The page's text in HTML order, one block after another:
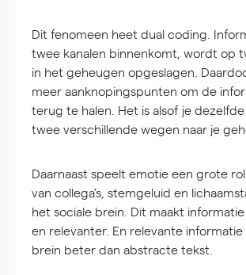
Dit fenomeen heet dual coding.
twee kanalen binnenkomt, wordt op
in het geheugen opgeslagen.
meer aanknopingspunten om de
terug te halen. Het is alsof je
twee verschillende wegen naar je
Daarnaast speelt emotie een grote
van collega’s, stemgeluid en
het sociale brein. Dit maakt
en relevanter. En relevante
brein beter dan abstracte tekst.